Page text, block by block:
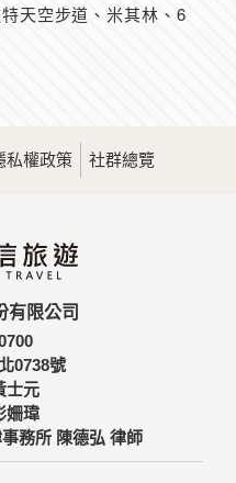
天空步道、米其林、6
私權政策 社群總覽
有限公司
0738號
士元
姍瑋
務所 陳德弘 律師